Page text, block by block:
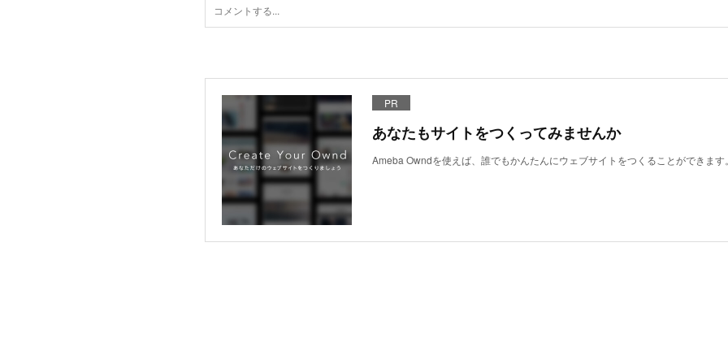
PR
あなたもサイトをつくってみませんか
Ameba Owndを使えば、誰でもかんたんにウェブサイトをつくることができます